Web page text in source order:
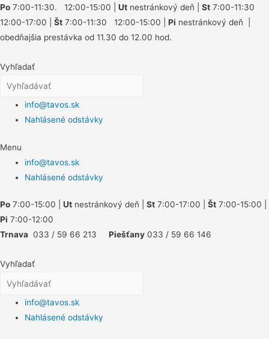
Po 7:00-11:30. 12:00-15:00 | Ut nestránkový deň | St 7:00-11:30
12:00-17:00 | Št 7:00-11:30 12:00-15:00 | Pi nestránkový deň |
obedňajšia prestávka od 11.30 do 12.00 hod.
Vyhľadať
info@tavos.sk
Nahlásené odstávky
Menu
info@tavos.sk
Nahlásené odstávky
Po 7:00-15:00 | Ut nestránkový deň | St 7:00-17:00 | Št 7:00-15:00 |
Pi 7:00-12:00
Trnava 033 / 59 66 213 Piešťany 033 / 59 66 146
Vyhľadať
info@tavos.sk
Nahlásené odstávky